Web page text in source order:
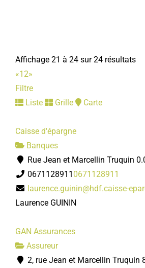
Affichage 21 à 24 sur 24 résultats
«12»
Filtre
Liste
Grille Carte
Caisse d'épargne
Banques
Rue Jean et Marcellin Truquin
0671128911 0671128911
laurence.guinin@hdf.caisse-
Laurence GUININ
GAN Assurances
Assureur
2, rue Jean et Marcellin Truquin